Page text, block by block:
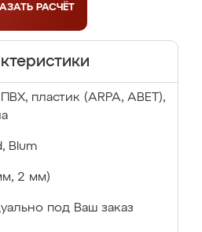
РАСЧЁТ
пластик (ARPA, ABET),
Blum
2 мм)
под Ваш заказ